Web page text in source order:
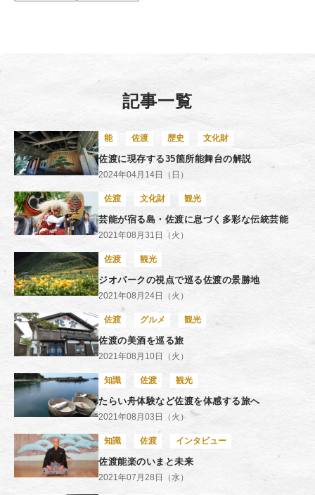
記事一覧
能 佐渡 歴史 文化財
佐渡に現存する35箇所能舞台の解説
2024年04月14日（日）
佐渡 文化財 観光
芸能が宿る島・佐渡に息づく多彩な伝統芸能
2021年08月31日（火）
佐渡 観光
ジオパークの視点で巡る佐渡の景勝地
2021年08月24日（火）
佐渡 グルメ 観光
佐渡の美酒を巡る旅
2021年08月10日（火）
知識 佐渡 観光
たらい舟体験など佐渡を体感する旅へ
2021年08月03日（火）
知識 佐渡 インタビュー
佐渡能楽のいまと未来
2021年07月28日（水）